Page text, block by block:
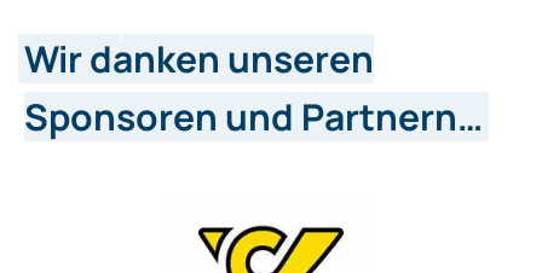
Wir danken unseren
Sponsoren und Partnern…